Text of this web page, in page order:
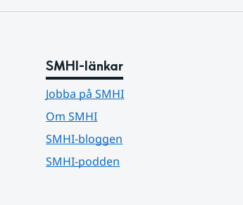
SMHI-länkar
Jobba på SMHI
Om SMHI
SMHI-bloggen
SMHI-podden